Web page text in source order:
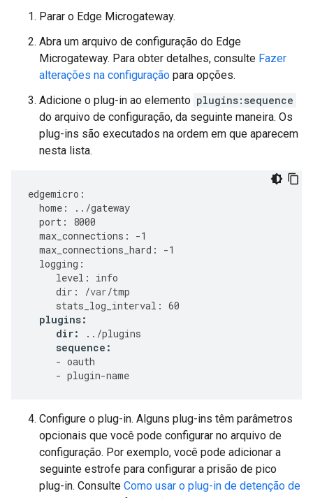
Parar o Edge Microgateway.
Abra um arquivo de configuração do Edge
Microgateway. Para obter detalhes, consulte Fazer
alterações na configuração para opções.
Adicione o plug-in ao elemento plugins:sequence
do arquivo de configuração, da seguinte maneira. Os
plug-ins são executados na ordem em que aparecem
nesta lista.
edgemicro :
home : ../gateway
port :
8000
max_connections : -1
max_connections_hard : -1
logging :
level :
info
dir : /var/tmp
stats_log_interval : 60
plugins:
dir: ../plugins
sequence :
- oauth
- plugin-name
Configure o plug-in. Alguns plug-ins têm parâmetros
opcionais que você pode configurar no arquivo de
configuração. Por exemplo, você pode adicionar a
seguinte estrofe para configurar a prisão de pico
plug-in. Consulte Como usar o plug-in de detenção de